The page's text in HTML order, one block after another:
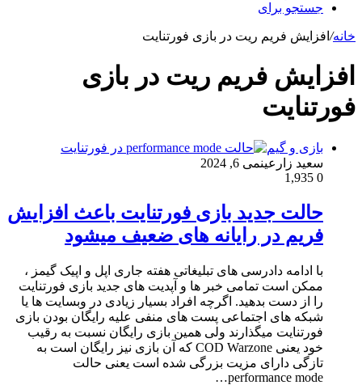
جستجو برای
خانه/ افزایش فریم ریت در بازی فورتنایت
افزایش فریم ریت در بازی
فورتنایت
بازی و گیم
سعید زارعینمی 6, 2024
0
حالت جدید بازی فورتنایت باعث افزایش
فریم در رایانه های ضعیف میشود
با ادامه دادرسی های تبلیغاتی هفته جاری اپل و اپیک گیمز ،
ممکن است تمامی خبر ها و آپدیت های جدید بازی فورتنایت
را از دست بدهید. اگرچه افراد بسیار زیادی در وبسایت ها یا
شبکه های اجتماعی پست های منفی علیه رایگان بودن بازی
فورتنایت میگذارند ولی همین بازی رایگان نسبت به رقیب
خود یعنی COD Warzone که آن بازی نیز رایگان است به
تازگی دارای مزیت بزرگی شده است یعنی حالت
performance mode…